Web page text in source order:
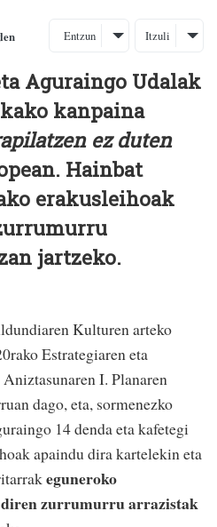
Entzun Itzuli
Aguraingo Udalak
kanpaina
ez duten
Hainbat
erakusleihoak
jartzeko.
Kulturen arteko
Estrategiaren eta
I. Planaren
dago, eta, sormenezko
14 denda eta kafetegi
apaindu dira kartelekin eta
eguneroko
zurrumurru arrazistak